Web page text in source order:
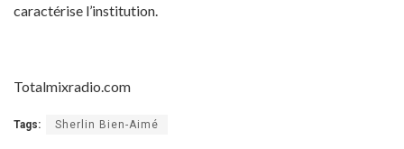
caractérise l’institution.
Totalmixradio.com
Tags: Sherlin Bien-Aimé